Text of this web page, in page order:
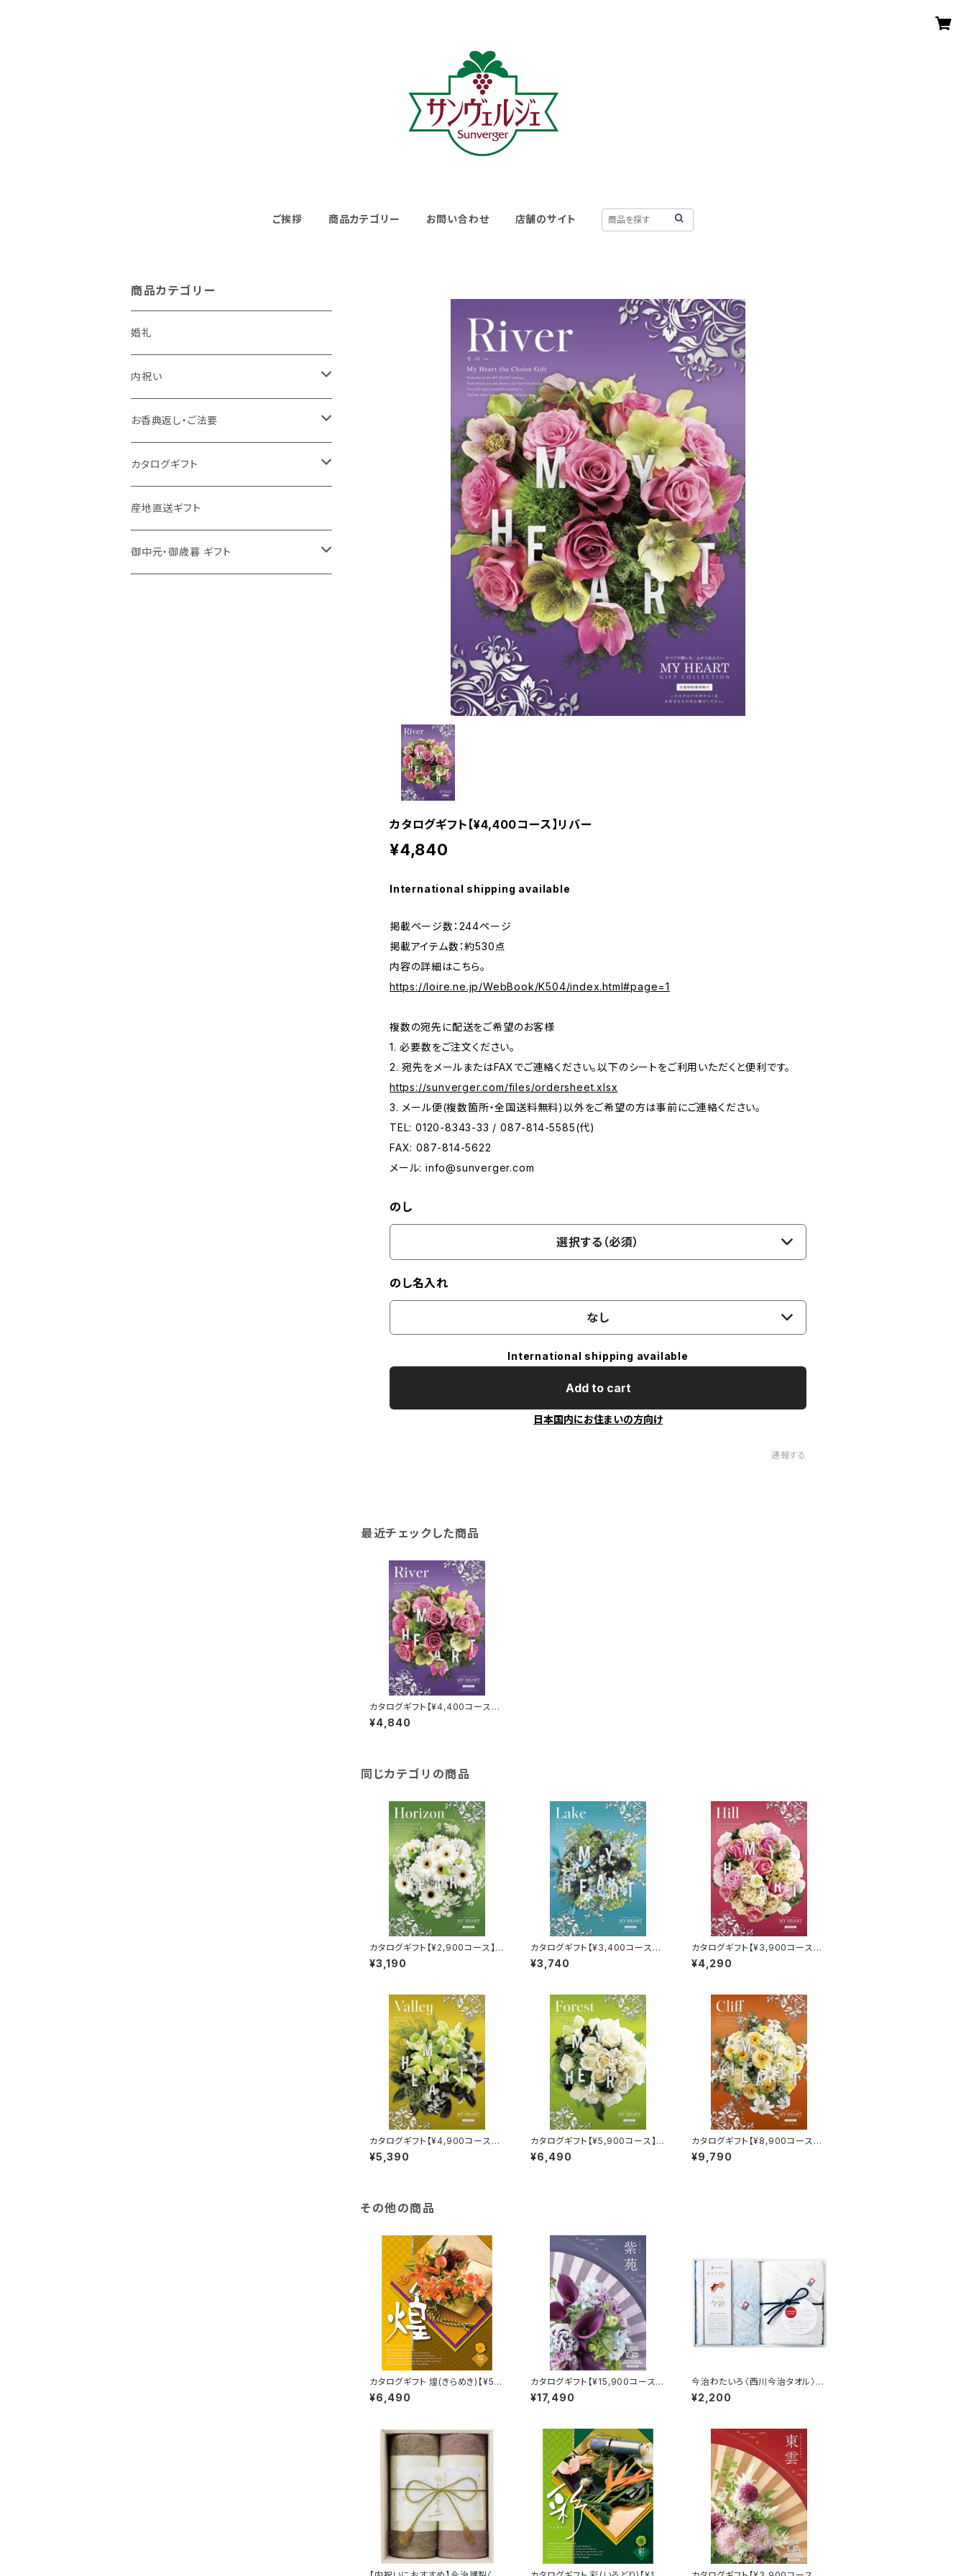
ご挨拶 商品カテゴリー お問い合わせ 店舗のサイト
カタログギフト【¥4,400コース】リバー
¥4,840
International shipping available
掲載ページ数：244ページ
掲載アイテム数：約530点
内容の詳細はこちら。
https://loire.ne.jp/WebBook/K504/index.html#page=1
複数の宛先に配送をご希望のお客様
1. 必要数をご注文ください。
2. 宛先をメールまたはFAXでご連絡ください。以下のシートをご利用いただくと便利です。
https://sunverger.com/files/ordersheet.xlsx
3. メール便(複数箇所・全国送料無料)以外をご希望の方は事前にご連絡ください。
TEL: 0120-8343-33 / 087-814-5585(代)
FAX: 087-814-5622
メール: info@sunverger.com
のし
選択する（必須）
のし名入れ
なし
International shipping available
Add to cart
日本国内にお住まいの方向け
通報する
最近チェックした商品
カタログギフト【¥4,400コース】リ
バー
¥4,840
同じカテゴリの商品
カタログギフト【¥2,900コース】
ホライズン
¥3,190
カタログギフト【¥3,400コース】
レイク
¥3,740
カタログギフト【¥3,900コース】
ヒル
¥4,290
カタログギフト【¥4,900コース】
バレイ
¥5,390
カタログギフト【¥5,900コース】フ
ォレスト
¥6,490
カタログギフト【¥8,900コース】
クリフ
¥9,790
その他の商品
カタログギフト 煌(きらめき)【¥5,9
00コース】Choice Collection
¥6,490
カタログギフト【¥15,900コース】
紫苑
¥17,490
今治わたいろ〈西川今治タオル〉フ
ェイスタオル2P
¥2,200
商品カテゴリー
婚礼
内祝い
かりんとう詰合せ
今治謹製〈極上タオル〉
洗剤
お香典返し・ご法要
今治わたいろ〈西川今治タオル〉
ろくさん亭 道場六三郎 フリーズドライ ギ
フト
洗剤
カタログギフト
MY HEART
舞心
産地直送ギフト
御中元・御歳暮 ギフト